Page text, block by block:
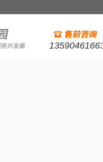
13590461663